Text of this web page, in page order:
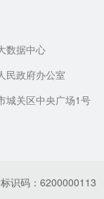
数据中心
民政府办公室
城关区中央广场1号
识码：6200000113